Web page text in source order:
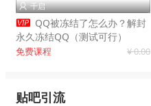
 千启
 QQ被冻结了怎么办？解封
永久冻结QQ（测试可行）
免费课程 ¥ 0.00
贴吧引流